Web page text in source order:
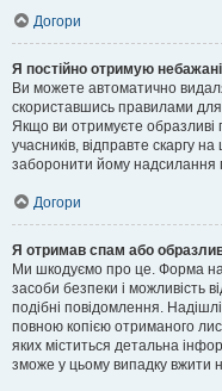
Догори
Я постійно отримую
Ви можете автоматично
скориставшись правилами
Якщо ви отримуєте образливі
учасників, відправте скаргу
заборонити йому надсилання
Догори
Я отримав спам або
Ми шкодуємо про це. Форма
засоби безпеки і можливість
подібні повідомлення.
повною копією отриманого
яких міститься детальна
зможе у цьому випадку вжити